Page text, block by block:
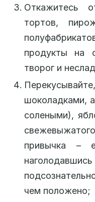
Откажитесь
тортов,
продукты на
творог и
шоколадками,
солеными),
привычка –
чем положено;